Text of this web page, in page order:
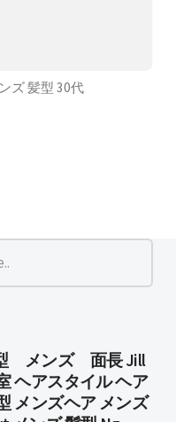
ズ 髪型 30代
メンズ 面長 Jill
ヘアスタイル ヘア
メンズヘア メンズ